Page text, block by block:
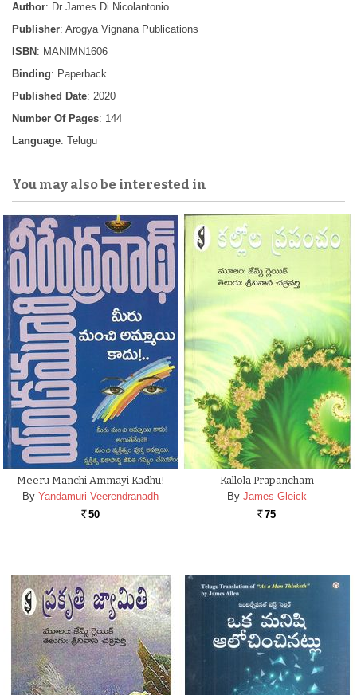
Author: Dr James Di Nicolantonio
Publisher: Arogya Vignana Publications
ISBN : MANIMN1606
Binding: Paperback
Published Date: 2020
Number Of Pages: 144
Language: Telugu
You may also be interested in
Meeru Manchi Ammayi Kadhu!
By Yandamuri Veerendranadh
Rs. 50
Kallola Prapancham
By James Gleick
Rs. 75